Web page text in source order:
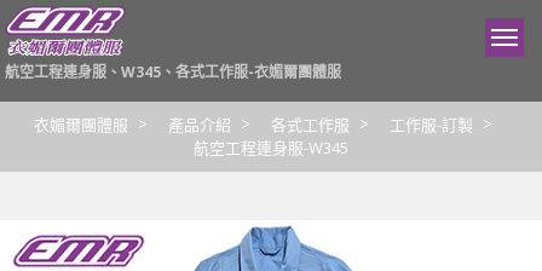
航空工程連身服、W345、各式工作服-衣媚爾團體服
衣媚爾團體服 產品介紹 各式工作服
工作服-訂製
航空工程連身服-W345